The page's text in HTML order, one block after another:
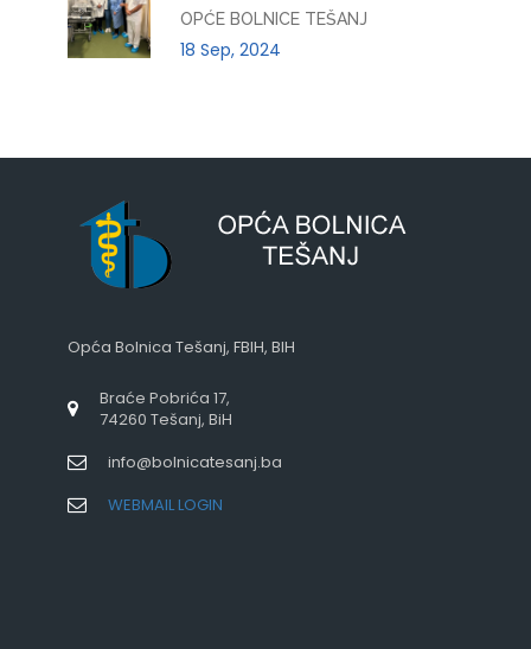
OPĆE BOLNICE TEŠANJ
18 Sep, 2024
Opća Bolnica Tešanj, FBIH, BIH
Braće Pobrića 17,
74260 Tešanj, BiH
info@bolnicatesanj.ba
WEBMAIL LOGIN